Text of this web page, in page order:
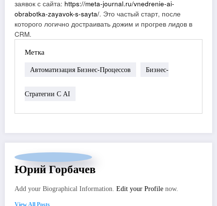
заявок с сайта: https://meta-journal.ru/vnedrenie-ai-
obrabotka-zayavok-s-sayta/. Это частый старт, после
которого логично достраивать дожим и прогрев лидов в
CRM.
Метка
Автоматизация Бизнес-Процессов Бизнес-
Стратегии С AI
Юрий Горбачев
Add your Biographical Information. Edit your Profile now.